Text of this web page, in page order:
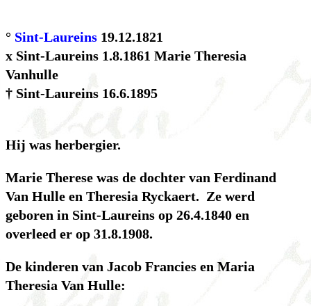
° Sint-Laureins 19.12.1821
x Sint-Laureins 1.8.1861 Marie Theresia
Vanhulle
† Sint-Laureins 16.6.1895
Hij was herbergier.
Marie Therese was de dochter van Ferdinand
Van Hulle en Theresia Ryckaert. Ze werd
geboren in Sint-Laureins op 26.4.1840 en
overleed er op 31.8.1908.
De kinderen van Jacob Francies en Maria
Theresia Van Hulle: